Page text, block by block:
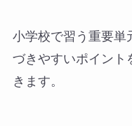
小学校で習う重要単
づきやすいポイント
きます。